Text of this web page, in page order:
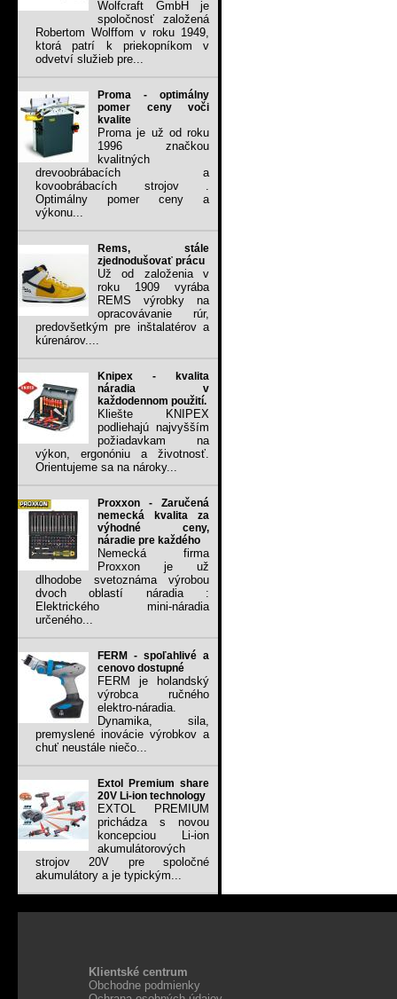
Wolfcraft GmbH je
spoločnosť založená
Robertom Wolffom v roku 1949,
ktorá patrí k priekopníkom v
odvetví služieb pre...
Proma - optimálny
pomer ceny voči
kvalite
Proma je už od roku
1996 značkou
kvalitných
drevoobrábacích a
kovoobrábacích strojov .
Optimálny pomer ceny a
výkonu...
Rems, stále
zjednodušovať prácu
Už od založenia v
roku 1909 vyrába
REMS výrobky na
opracovávanie rúr,
predovšetkým pre inštalatérov a
kúrenárov....
Knipex - kvalita
náradia v
každodennom použití.
Kliešte KNIPEX
podliehajú najvyšším
požiadavkam na
výkon, ergonóniu a životnosť.
Orientujeme sa na nároky...
Proxxon - Zaručená
nemecká kvalita za
výhodné ceny,
náradie pre každého
Nemecká firma
Proxxon je už
dlhodobe svetoznáma výrobou
dvoch oblastí náradia :
Elektrického mini-náradia
určeného...
FERM - spoľahlivé a
cenovo dostupné
FERM je holandský
výrobca ručného
elektro-náradia.
Dynamika, sila,
premyslené inovácie výrobkov a
chuť neustále niečo...
Extol Premium share
20V Li-ion technology
EXTOL PREMIUM
prichádza s novou
koncepciou Li-ion
akumulátorových
strojov 20V pre spoločné
akumulátory a je typickým...
Klientské centrum
Obchodne podmienky